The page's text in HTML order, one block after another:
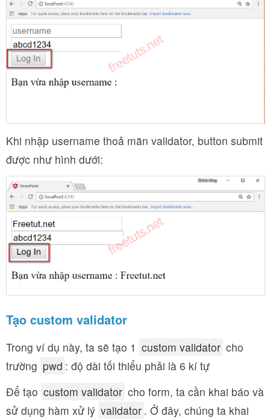
Khi nhập username thoả mãn validator, button submit
được như hình dưới:
Tạo custom validator
Trong ví dụ này, ta sẽ tạo 1 custom validator cho
trường pwd : độ dài tối thiểu phải là 6 kí tự
Để tạo custom validator cho form, ta cần khai báo và
sử dụng hàm xử lý validator . Ở đây, chúng ta khai